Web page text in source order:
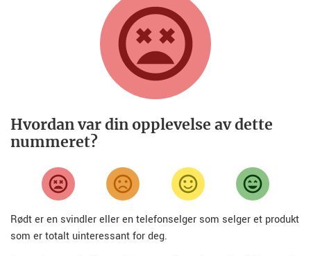
Hvordan var din opplevelse av dette
nummeret?
Rødt er en svindler eller en telefonselger som selger et produkt
som er totalt uinteressant for deg.